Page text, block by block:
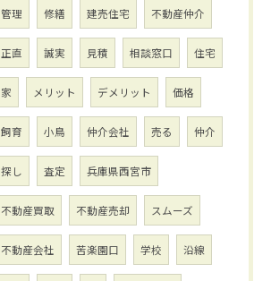
管理 修繕 建売住宅 不動産仲介
正直 誠実 見積 相談窓口 住宅
家 メリット デメリット 価格
飼育 小鳥 仲介会社 売る 仲介
探し 査定 兵庫県西宮市
不動産買取 不動産売却 スムーズ
不動産会社 苦楽園口 学校 沿線